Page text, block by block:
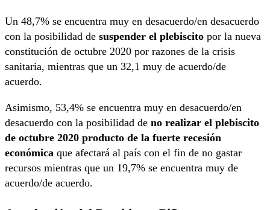
Un 48,7% se encuentra muy en desacuerdo/en desacuerdo
con la posibilidad de suspender el plebiscito por la nueva
constitución de octubre 2020 por razones de la crisis
sanitaria, mientras que un 32,1 muy de acuerdo/de
acuerdo.
Asimismo, 53,4% se encuentra muy en desacuerdo/en
desacuerdo con la posibilidad de no realizar el plebiscito
de octubre 2020 producto de la fuerte recesión
económica que afectará al país con el fin de no gastar
recursos mientras que un 19,7% se encuentra muy de
acuerdo/de acuerdo.